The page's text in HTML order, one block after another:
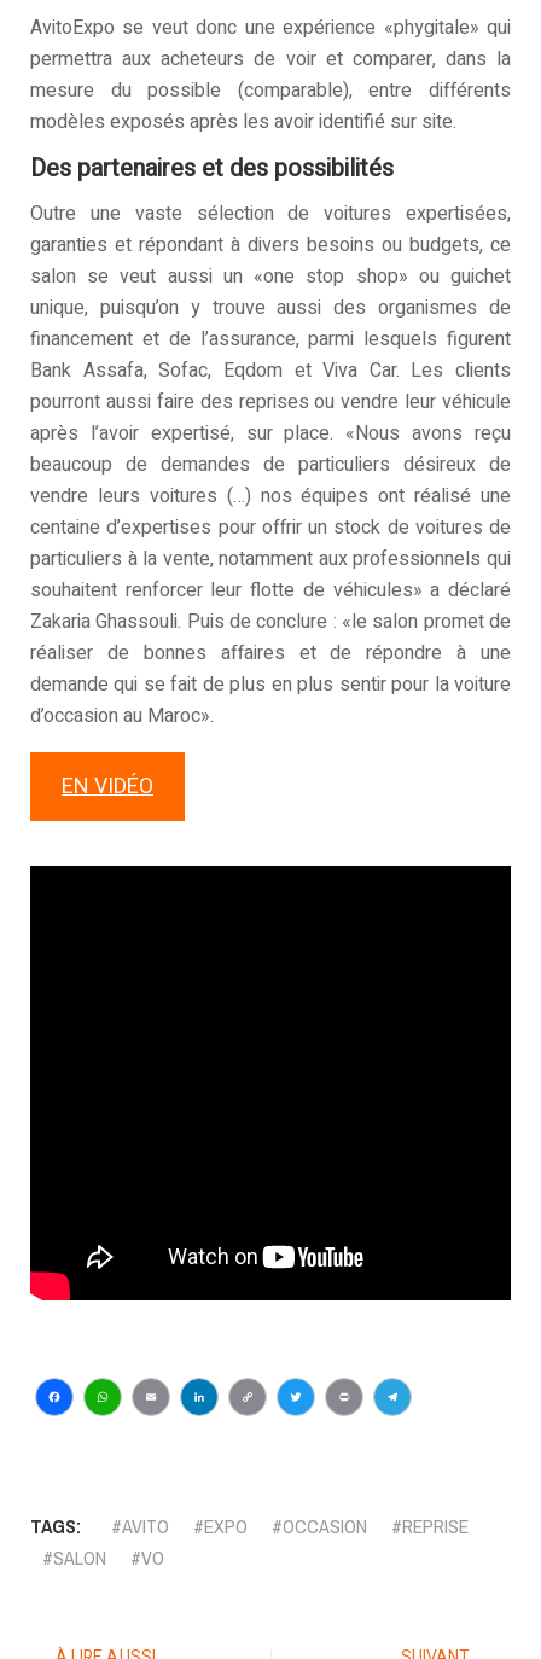
AvitoExpo se veut donc une expérience «phygitale» qui
permettra aux acheteurs de voir et comparer, dans la
mesure du possible (comparable), entre différents
modèles exposés après les avoir identifié sur site.
Des partenaires et des possibilités
Outre une vaste sélection de voitures expertisées,
garanties et répondant à divers besoins ou budgets, ce
salon se veut aussi un «one stop shop» ou guichet
unique, puisqu’on y trouve aussi des organismes de
financement et de l’assurance, parmi lesquels figurent
Bank Assafa, Sofac, Eqdom et Viva Car. Les clients
pourront aussi faire des reprises ou vendre leur véhicule
après l’avoir expertisé, sur place. «Nous avons reçu
beaucoup de demandes de particuliers désireux de
vendre leurs voitures (…) nos équipes ont réalisé une
centaine d’expertises pour offrir un stock de voitures de
particuliers à la vente, notamment aux professionnels qui
souhaitent renforcer leur flotte de véhicules» a déclaré
Zakaria Ghassouli. Puis de conclure : «le salon promet de
réaliser de bonnes affaires et de répondre à une
demande qui se fait de plus en plus sentir pour la voiture
d’occasion au Maroc».
EN VIDÉO
Facebook
WhatsApp
EmailLinkedIn
CopyTwitter
PrintTelegram
TAGS: AVITO EXPO OCCASION
REPRISE
SALON
VO